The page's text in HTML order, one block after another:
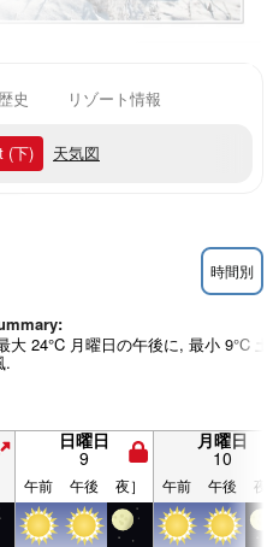
史 リゾート情報
(下) 天気図
時間別
大 24°C 月曜日の午後に, 最小 9°C
.
日曜日
9
月曜日
10
午前 午後 夜］ 午前 午後 夜